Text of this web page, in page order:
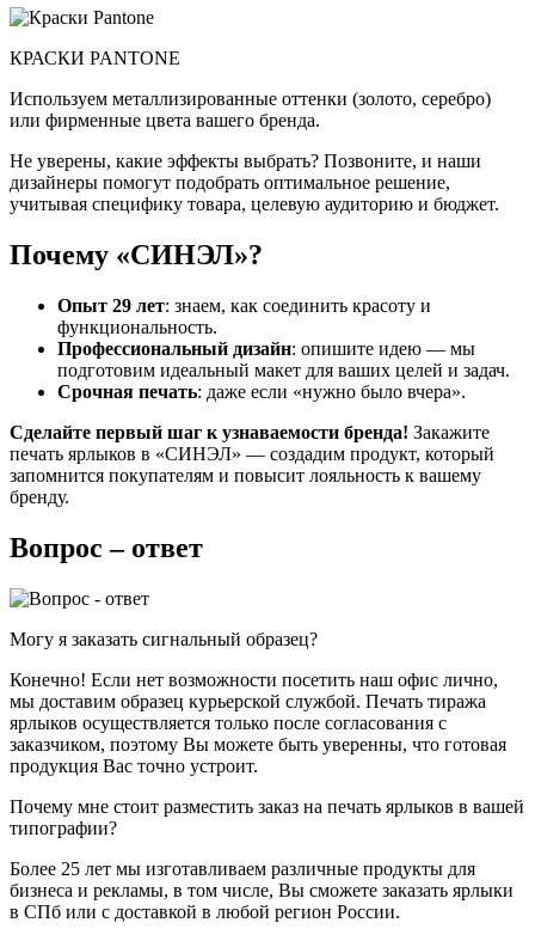
КРАСКИ PANTONE
Используем металлизированные оттенки (золото, серебро)
или фирменные цвета вашего бренда.
Не уверены, какие эффекты выбрать? Позвоните, и наши
дизайнеры помогут подобрать оптимальное решение,
учитывая специфику товара, целевую аудиторию и бюджет.
Почему «СИНЭЛ»?
Опыт 29 лет: знаем, как соединить красоту и
функциональность.
Профессиональный дизайн: опишите идею — мы
подготовим идеальный макет для ваших целей и задач.
Срочная печать: даже если «нужно было вчера».
Сделайте первый шаг к узнаваемости бренда! Закажите
печать ярлыков в «СИНЭЛ» — создадим продукт, который
запомнится покупателям и повысит лояльность к вашему
бренду.
Вопрос – ответ
Могу я заказать сигнальный образец?
Конечно! Если нет возможности посетить наш офис лично,
мы доставим образец курьерской службой. Печать тиража
ярлыков осуществляется только после согласования с
заказчиком, поэтому Вы можете быть уверенны, что готовая
продукция Вас точно устроит.
Почему мне стоит разместить заказ на печать ярлыков в вашей
типографии?
Более 25 лет мы изготавливаем различные продукты для
бизнеса и рекламы, в том числе, Вы сможете заказать ярлыки
в СПб или с доставкой в любой регион России.